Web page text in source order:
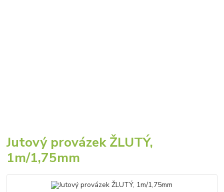
Jutový provázek ŽLUTÝ,
1m/1,75mm